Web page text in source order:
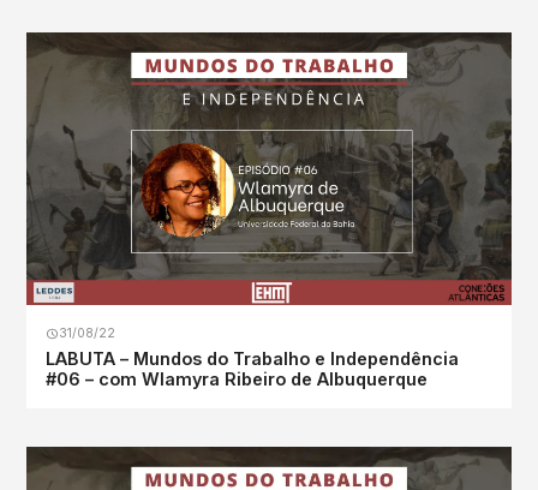
31/08/22
LABUTA – Mundos do Trabalho e Independência
#06 – com Wlamyra Ribeiro de Albuquerque